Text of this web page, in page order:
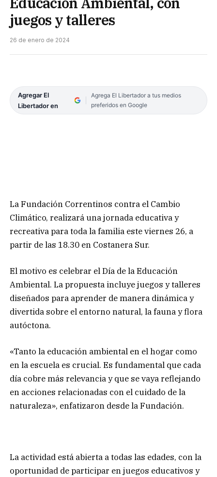
juegos y talleres
26 de enero de 2024
Agregar El
Libertador en
Agrega El Libertador a tus medios
preferidos en Google
La Fundación Correntinos contra el Cambio
Climático, realizará una jornada educativa y
recreativa para toda la familia este viernes 26, a
partir de las 18.30 en Costanera Sur.
El motivo es celebrar el Día de la Educación
Ambiental. La propuesta incluye juegos y talleres
diseñados para aprender de manera dinámica y
divertida sobre el entorno natural, la fauna y flora
autóctona.
«Tanto la educación ambiental en el hogar como
en la escuela es crucial. Es fundamental que cada
día cobre más relevancia y que se vaya reflejando
en acciones relacionadas con el cuidado de la
naturaleza», enfatizaron desde la Fundación.
La actividad está abierta a todas las edades, con la
oportunidad de participar en juegos educativos y